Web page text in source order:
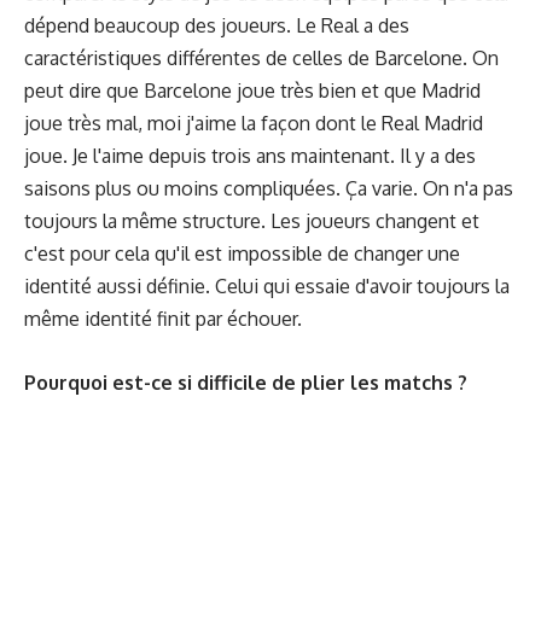
dépend beaucoup des joueurs. Le Real a des
caractéristiques différentes de celles de Barcelone. On
peut dire que Barcelone joue très bien et que Madrid
joue très mal, moi j'aime la façon dont le Real Madrid
joue. Je l'aime depuis trois ans maintenant. Il y a des
saisons plus ou moins compliquées. Ça varie. On n'a pas
toujours la même structure. Les joueurs changent et
c'est pour cela qu'il est impossible de changer une
identité aussi définie. Celui qui essaie d'avoir toujours la
même identité finit par échouer.
Pourquoi est-ce si difficile de plier les matchs ?